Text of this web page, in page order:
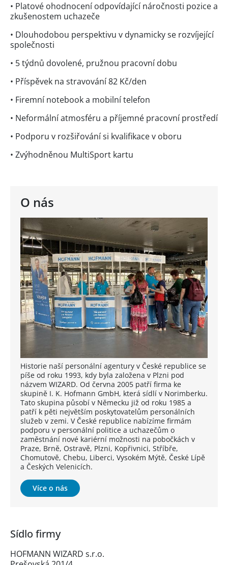
O nás
Historie naší personální agentury v České republice se
píše od roku 1993, kdy byla založena v Plzni pod
názvem WIZARD. Od června 2005 patří firma ke
skupině I. K. Hofmann GmbH, která sídlí v Norimberku.
Tato skupina působí v Německu již od roku 1985 a
patří k pěti největším poskytovatelům personálních
služeb v zemi. V České republice nabízíme firmám
podporu v personální politice a uchazečům o
zaměstnání nové kariérní možnosti na pobočkách v
Praze, Brně, Ostravě, Plzni, Kopřivnici, Stříbře,
Chomutově, Chebu, Liberci, Vysokém Mýtě, České Lípě
a Českých Velenicích.
Více o nás
• Platové ohodnocení odpovídající náročnosti pozice a
zkušenostem uchazeče
• Dlouhodobou perspektivu v dynamicky se rozvíjející
společnosti
• 5 týdnů dovolené, pružnou pracovní dobu
• Příspěvek na stravování 82 Kč/den
• Firemní notebook a mobilní telefon
• Neformální atmosféru a příjemné pracovní prostředí
• Podporu v rozšiřování si kvalifikace v oboru
• Zvýhodněnou MultiSport kartu
Sídlo firmy
HOFMANN WIZARD s.r.o.